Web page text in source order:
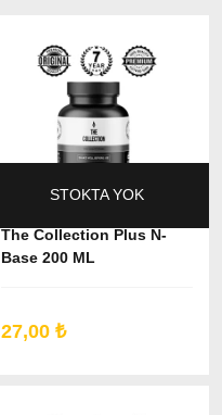
STOKTA YOK
The Collection Plus N-
Base 200 ML
27,00 ₺